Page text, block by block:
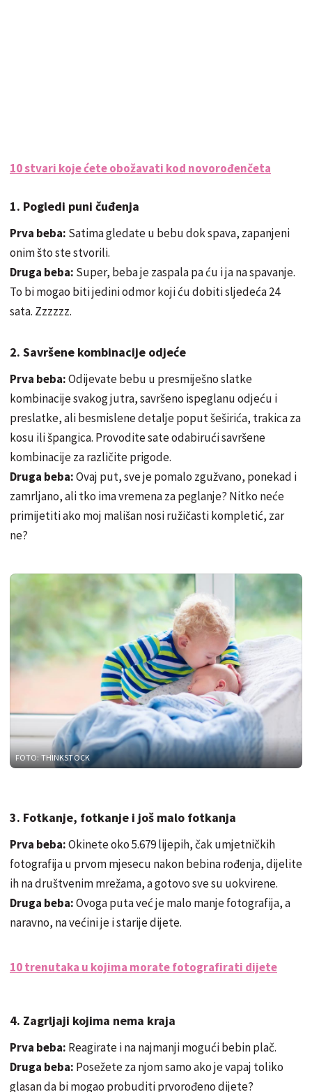
10 stvari koje ćete obožavati kod novorođenčeta
1. Pogledi puni čuđenja
Prva beba: Satima gledate u bebu dok spava, zapanjeni
onim što ste stvorili.
Druga beba: Super, beba je zaspala pa ću i ja na spavanje.
To bi mogao biti jedini odmor koji ću dobiti sljedeća 24
sata. Zzzzzz.
2. Savršene kombinacije odjeće
Prva beba:Odijevate bebu u presmiješno slatke
kombinacije svakog jutra, savršeno ispeglanu odjeću i
preslatke, ali besmislene detalje poput šeširića, trakica za
kosu ili špangica. Provodite sate odabirući savršene
kombinacije za različite prigode.
Druga beba:Ovaj put, sve je pomalo zgužvano, ponekad i
zamrljano, ali tko ima vremena za peglanje? Nitko neće
primijetiti ako moj mališan nosi ružičasti kompletić, zar
ne?
FOTO: THINKSTOCK
3. Fotkanje, fotkanje i još malo fotkanja
Prva beba:Okinete oko 5.679 lijepih, čak umjetničkih
fotografija u prvom mjesecu nakon bebina rođenja, dijelite
ih na društvenim mrežama, a gotovo sve su uokvirene.
Druga beba:Ovoga puta već je malo manje fotografija, a
naravno, na većini je i starije dijete.
10 trenutaka u kojima morate fotografirati dijete
4. Zagrljaji kojima nema kraja
Prva beba: Reagirate i na najmanji mogući bebin plač.
Druga beba: Posežete za njom samo ako je vapaj toliko
glasan da bi mogao probuditi prvorođeno dijete?